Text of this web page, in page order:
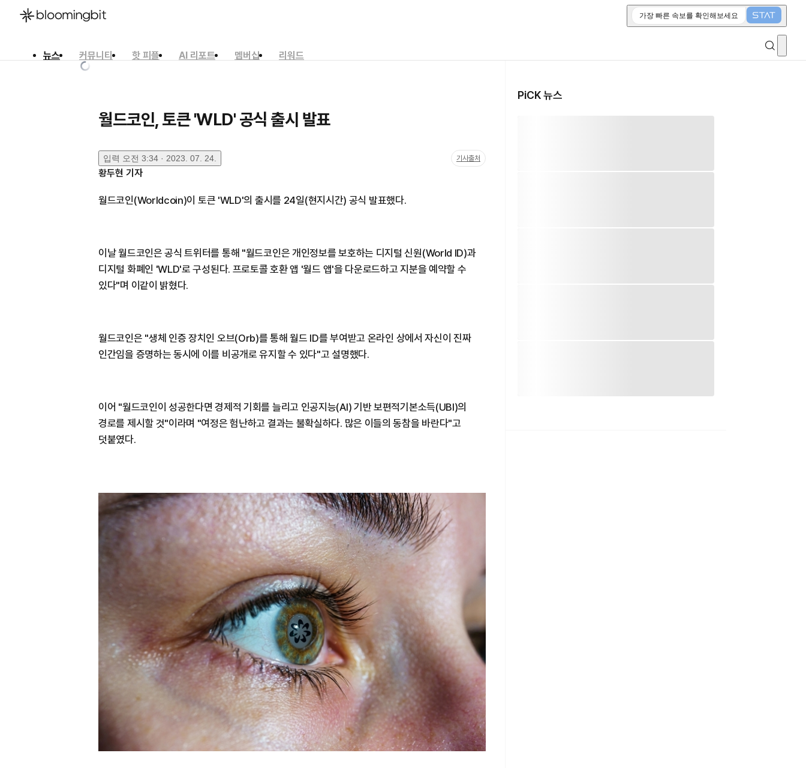
가장 빠른 속보를 확인해보세요
뉴스 커뮤니티 핫 피플 AI 리포트 멤버십
리워드
월드코인, 토큰 'WLD' 공식 출시 발표
입력 오전 3:34 · 2023. 07. 24. 기사출처
황두현 기자
월드코인(Worldcoin)이 토큰 'WLD'의 출시를 24일(현지시간) 공식 발표했다.
이날 월드코인은 공식 트위터를 통해 "월드코인은 개인정보를 보호하는 디지털 신원(World ID)과
디지털 화폐인 'WLD'로 구성된다. 프로토콜 호환 앱 '월드 앱'을 다운로드하고 지분을 예약할 수
있다"며 이같이 밝혔다.
월드코인은 "생체 인증 장치인 오브(Orb)를 통해 월드 ID를 부여받고 온라인 상에서 자신이 진짜
인간임을 증명하는 동시에 이를 비공개로 유지할 수 있다"고 설명했다.
이어 "월드코인이 성공한다면 경제적 기회를 늘리고 인공지능(AI) 기반 보편적기본소득(UBI)의
경로를 제시할 것"이라며 "여정은 험난하고 결과는 불확실하다. 많은 이들의 동참을 바란다"고
덧붙였다.
PiCK 뉴스